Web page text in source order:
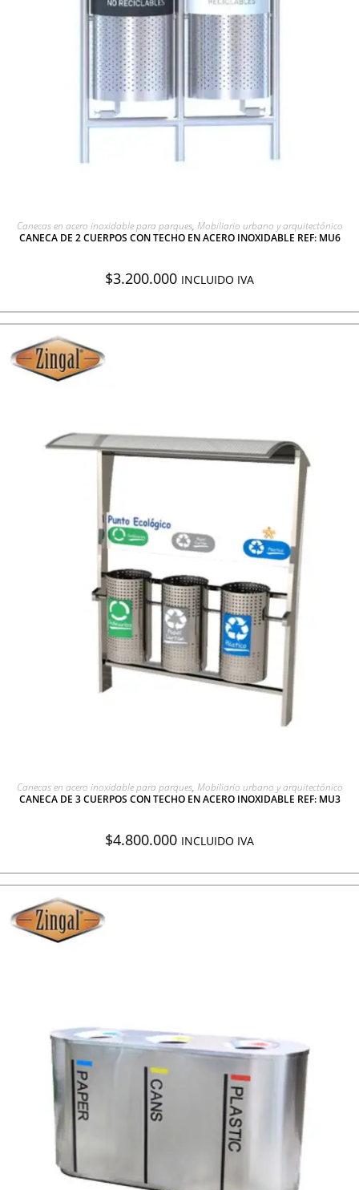
AGREGAR A COTIZACIÓN
Canecas en acero inoxidable para parques, Mobiliario urbano y arquitectónico
CANECA DE 2 CUERPOS CON TECHO EN ACERO INOXIDABLE REF: MU6
$3.200.000 INCLUIDO IVA
AGREGAR A COTIZACIÓN
Canecas en acero inoxidable para parques, Mobiliario urbano y arquitectónico
CANECA DE 3 CUERPOS CON TECHO EN ACERO INOXIDABLE REF: MU3
$4.800.000 INCLUIDO IVA